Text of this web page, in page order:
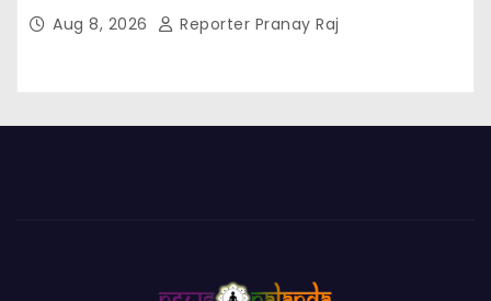
Aug 8, 2026 Reporter Pranay Raj